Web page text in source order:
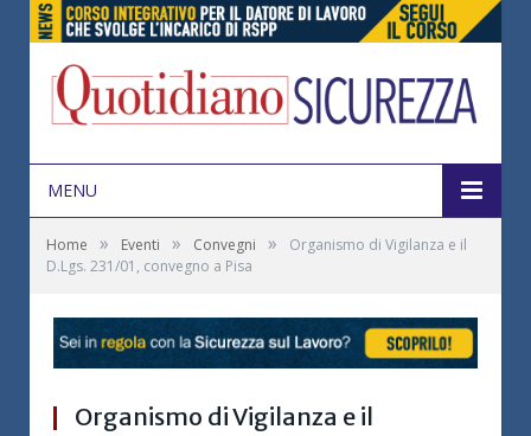
MENU
Home » Eventi » Convegni »
Organismo di Vigilanza e il
D.Lgs. 231/01, convegno a Pisa
Organismo di Vigilanza e il